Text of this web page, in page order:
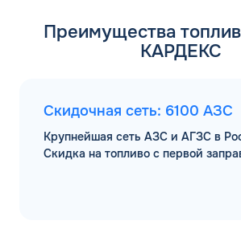
Преимущества
КАРДЕКС
Скидочная сеть: 6100 АЗС
Крупнейшая сеть АЗС и АГЗС в
Скидка на топливо с первой